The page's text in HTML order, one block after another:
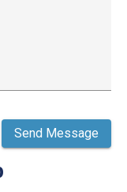
Send Message